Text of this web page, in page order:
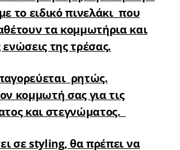
το ειδικό πινελάκι που
τα κομμωτήρια και
της τρέσας.
ρητώς.
κομμωτή σας για τις
και στεγνώματος.
σε styling, θα πρέπει να